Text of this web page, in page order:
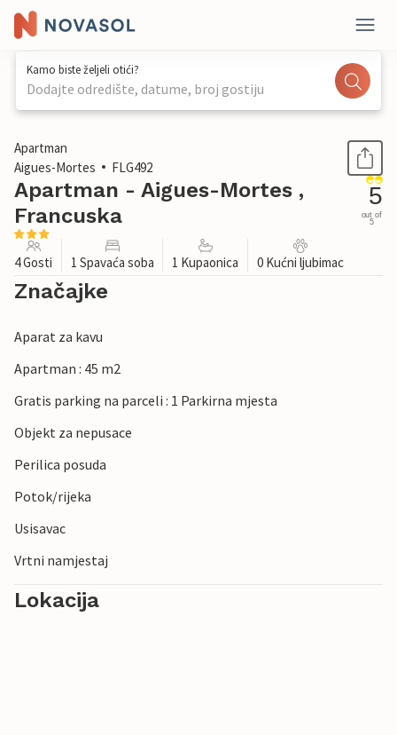
Kamo biste željeli otići?
Dodajte odredište, datume, broj gostiju
1 / 29
Apartman
Aigues-Mortes
FLG492
Apartman - Aigues-Mortes ,
Francuska
5
out of
5
4 Gosti 1 Spavaća soba 1 Kupaonica 0 Kućni ljubimac
Značajke
Aparat za kavu
Apartman : 45 m2
Gratis parking na parceli : 1 Parkirna mjesta
Objekt za nepusace
Perilica posuda
Potok/rijeka
Usisavac
Vrtni namjestaj
Lokacija